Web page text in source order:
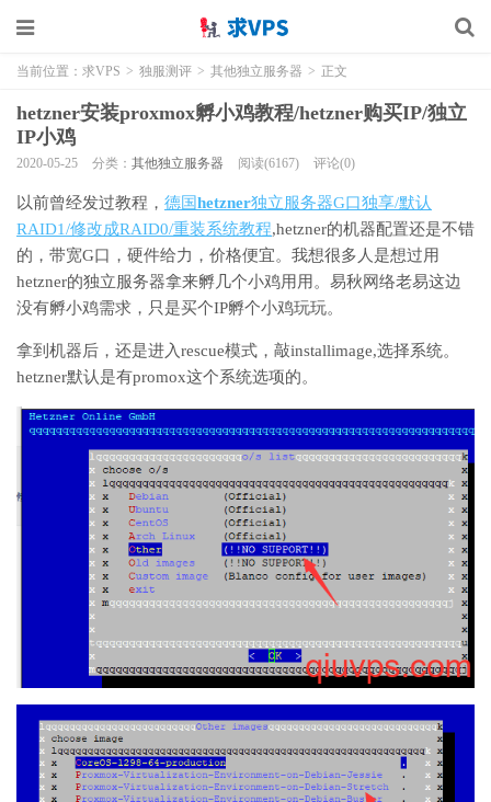
当前位置： 求VPS > 独服测评 > 其他独立服务器 > 正文
hetzner安装proxmox孵小鸡教程/hetzner购买IP/独立
IP小鸡
2020-05-25 分类： 其他独立服务器 阅读(6167) 评论(0)
以前曾经发过教程， 德国hetzner独立服务器G口独享/默认
RAID1/修改成RAID0/重装系统教程,hetzner的机器配置还是不错
的，带宽G口，硬件给力，价格便宜。我想很多人是想过用
hetzner的独立服务器拿来孵几个小鸡用用。易秋网络老易这边
没有孵小鸡需求，只是买个IP孵个小鸡玩玩。
拿到机器后，还是进入rescue模式，敲installimage,选择系统。
hetzner默认是有promox这个系统选项的。